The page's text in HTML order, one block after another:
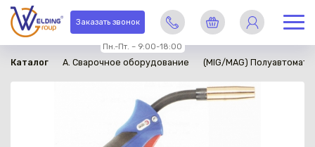
Заказать звонок
Пн.-Пт. – 9:00-18:00
Каталог A. Сварочное оборудование (MIG/MAG)
в наличии